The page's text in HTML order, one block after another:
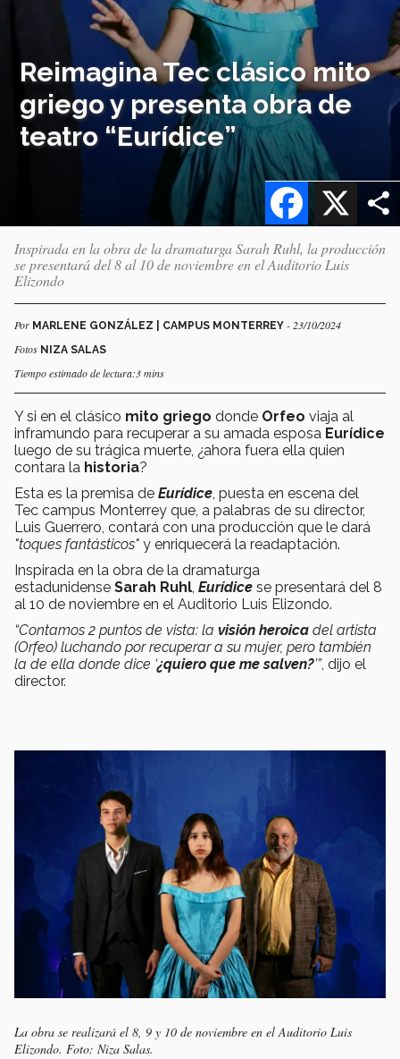
Reimagina Tec clásico mito
griego y presenta obra de
teatro “Eurídice”
X
Facebook
Inspirada en la obra de la dramaturga Sarah Ruhl, la producción
se presentará del 8 al 10 de noviembre en el Auditorio Luis
Elizondo
Por MARLENE GONZÁLEZ | CAMPUS MONTERREY - 23/10/2024
Fotos NIZA SALAS
Tiempo estimado de lectura:3 mins
Y si en el clásico mito griego donde Orfeo viaja al
inframundo para recuperar a su amada esposa Eurídice
luego de su trágica muerte, ¿ahora fuera ella quien
contara la historia?
Esta es la premisa de Eurídice , puesta en escena del
Tec campus Monterrey que, a palabras de su director,
Luis Guerrero, contará con una producción que le dará
"toques fantásticos" y enriquecerá la readaptación.
Inspirada en la obra de la dramaturga
estadunidense Sarah Ruhl Eurídice se presentará del 8
al 10 de noviembre en el Auditorio Luis Elizondo.
“Contamos 2 puntos de vista: la visión heroica del artista
(Orfeo) luchando por recuperar a su mujer, pero también
la de ella donde dice ‘¿quiero que me salven?’”, dijo el
director.
La obra se realizará el 8, 9 y 10 de noviembre en el Auditorio Luis
Elizondo. Foto: Niza Salas.